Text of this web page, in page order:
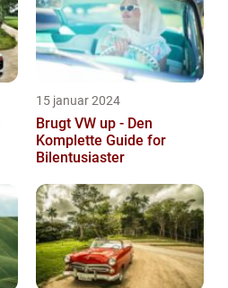
15 januar 2024
Brugt VW up - Den
Komplette Guide for
Bilentusiaster